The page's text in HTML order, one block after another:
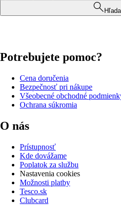
Potrebujete pomoc?
Cena doručenia
Bezpečnosť pri nákupe
Všeobecné obchodné
Ochrana súkromia
O nás
Prístupnosť
Kde dovážame
Poplatok za službu
Nastavenia cookies
Možnosti platby
Tesco.sk
Clubcard